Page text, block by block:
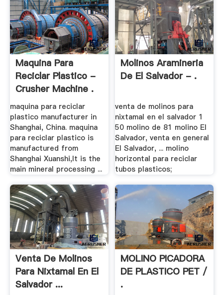
Maquina Para
Reciclar Plastico -
Crusher Machine .
maquina para reciclar
plastico manufacturer in
Shanghai, China. maquina
para reciclar plastico is
manufactured from
Shanghai Xuanshi,It is the
main mineral processing ...
Molinos Aramineria
De El Salvador - .
venta de molinos para
nixtamal en el salvador 1
50 molino de 81 molino El
Salvador, venta en general
El Salvador, ... molino
horizontal para reciclar
tubos plasticos;
Venta De Molinos
Para Nixtamal En El
Salvador ...
MOLINO PICADORA
DE PLASTICO PET /
.